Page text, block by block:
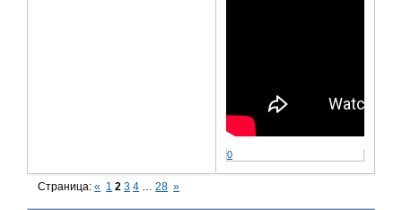
0
Страница:« 1 2 3 4 … 28 »